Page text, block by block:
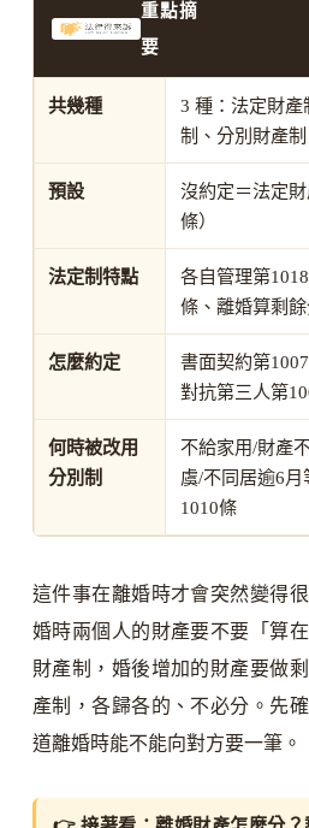
重點摘
要
共幾種
3 種：法定財
制、分別財產制
預設
沒約定＝法定
條）
法定制特點
各自管理第
條、離婚算剩
怎麼約定
書面契約第
對抗第三人第
何時被改用
分別制
不給家用/財產
虞/不同居逾6
1010條
這件事在離婚時才會突然變得
婚時兩個人的財產要不要「算
財產制，婚後增加的財產要做
產制，各歸各的、不必分。先
道離婚時能不能向對方要一筆。